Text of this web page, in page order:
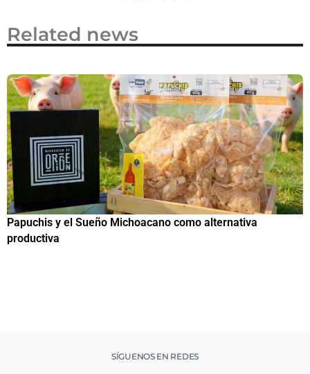
Related news
Papuchis y el Sueño Michoacano como alternativa
productiva
SÍGUENOS EN REDES